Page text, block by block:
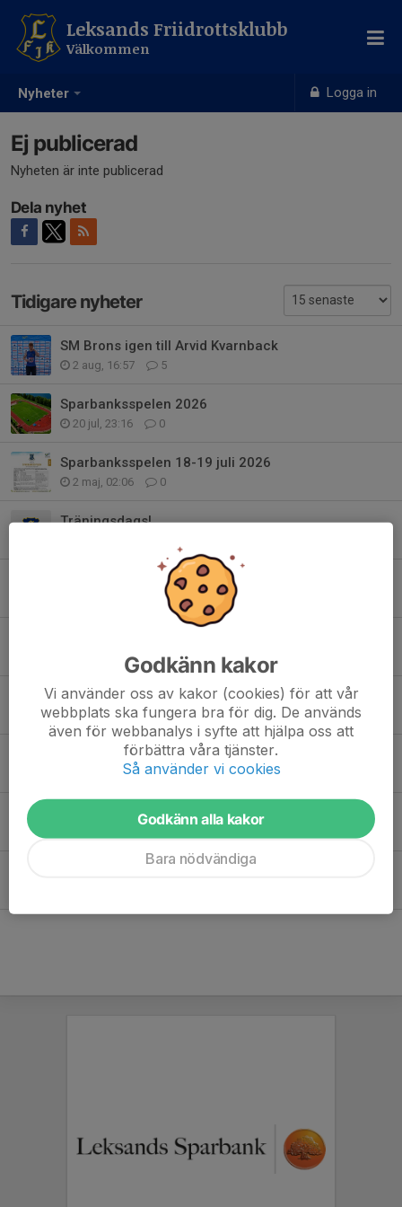
Nyheter Logga in
Leksands Friidrottsklubb
Välkommen
Ej publicerad
Nyheten är inte publicerad
Dela nyhet
Tidigare nyheter
SM Brons igen till Arvid Kvarnback
2 aug, 16:57 5
Sparbanksspelen 2026
20 jul, 23:16 0
Sparbanksspelen 18-19 juli 2026
2 maj, 02:06 0
Träningsdags!
Grattis Emil till SM brons mångkamp
13
1 okt 2025
SM-brons - USM 16-17 i Ljungby
17 aug 2025 4
SparbanksSpelen 2025
20 jul 2025 0
Digital utbildning - Friidrottsförälder
Godkänn kakor
Vi använder oss av kakor (cookies) för att vår
webbplats ska fungera bra för dig. De används
även för webbanalys i syfte att hjälpa oss att
förbättra våra tjänster.
Så använder vi cookies
Godkänn alla kakor
Bara nödvändiga